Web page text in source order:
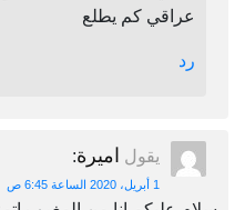
عراقي كم يطلع
رد
يقول اميرة:
1 أبريل، 2020 الساعة 6:45 ص